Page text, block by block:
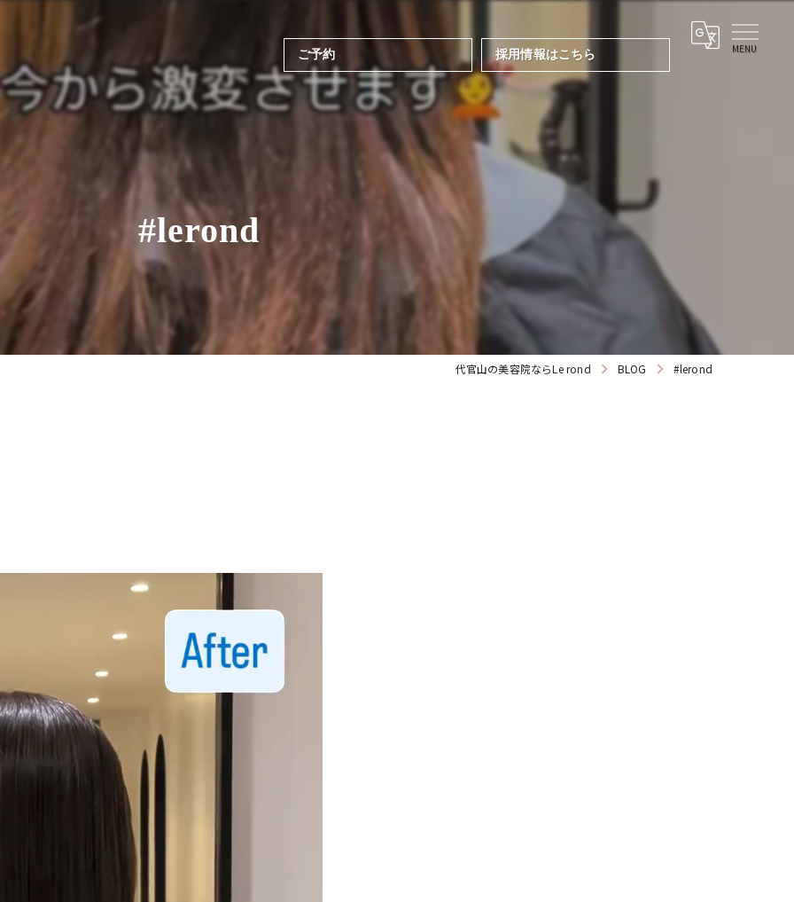
ご予約 採用情報はこちら
#lerond
代官山の美容院ならLe rond BLOG #lerond